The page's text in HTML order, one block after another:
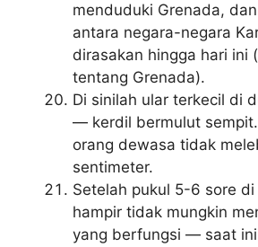
menduduki Grenada,
antara negara-negara
dirasakan hingga hari ini
tentang Grenada).
Di sinilah ular terkecil di
— kerdil bermulut
orang dewasa tidak
sentimeter.
Setelah pukul 5-6 sore
hampir tidak mungkin
yang berfungsi — saat